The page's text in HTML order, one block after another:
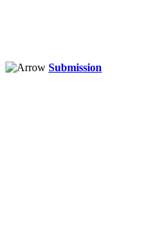
Submission